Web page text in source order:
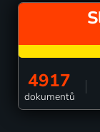
4917
dokumentů